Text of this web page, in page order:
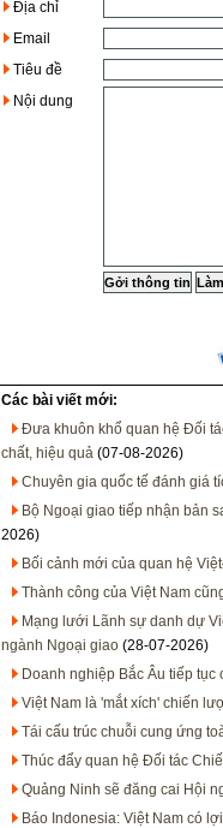
Địa chỉ
Email
Tiêu đề
Nội dung
Các bài viết mới:
Đưa khuôn khổ quan hệ Đối
chất, hiệu quả (07-08-2026)
Chuyên gia quốc tế đánh giá
Bộ Ngoại giao tiếp nhận bản
2026)
Bối cảnh mới của quan hệ
Thành công của Việt Nam
Mạng lưới Lãnh sự danh dự
ngành Ngoại giao (28-07-2026)
Doanh nghiệp Bắc Âu tiếp
Việt Nam là 'mắt xích' chiến
Tái cấu trúc chuỗi cung ứng
Thúc đẩy quan hệ Đối tác
Quảng Ninh sẽ đăng cai Hội
Báo Indonesia: Việt Nam có